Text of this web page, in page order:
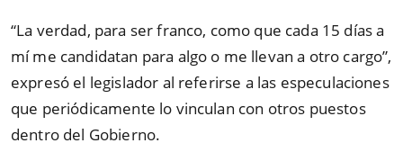
“La verdad, para ser franco, como que cada 15 días a
mí me candidatan para algo o me llevan a otro cargo”,
expresó el legislador al referirse a las especulaciones
que periódicamente lo vinculan con otros puestos
dentro del Gobierno.